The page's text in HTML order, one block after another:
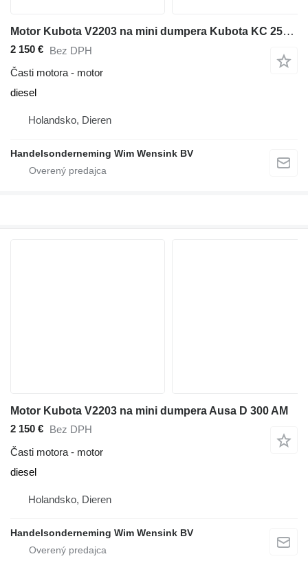
Motor Kubota V2203 na mini dumpera Kubota KC 250 HR
2 150 € Bez DPH
Časti motora - motor
diesel
Holandsko, Dieren
Handelsonderneming Wim Wensink BV
Motor Kubota V2203 na mini dumpera Ausa D 300 AM
2 150 € Bez DPH
Časti motora - motor
diesel
Holandsko, Dieren
Handelsonderneming Wim Wensink BV